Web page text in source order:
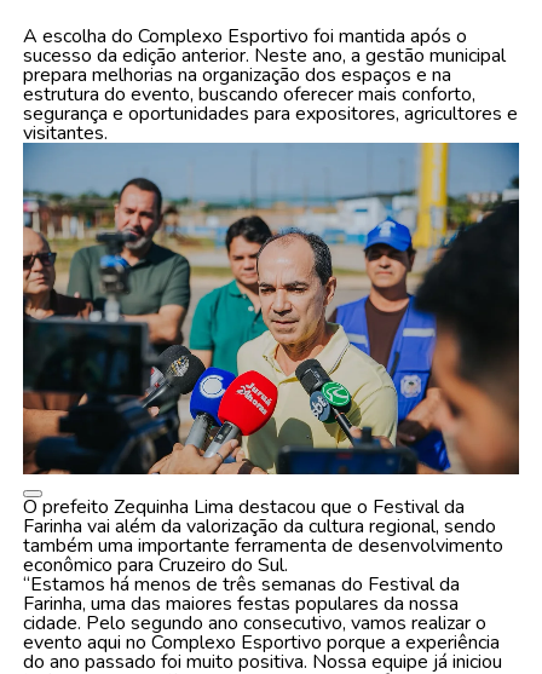
A escolha do Complexo Esportivo foi mantida após o
sucesso da edição anterior. Neste ano, a gestão municipal
prepara melhorias na organização dos espaços e na
estrutura do evento, buscando oferecer mais conforto,
segurança e oportunidades para expositores, agricultores e
visitantes.
O prefeito Zequinha Lima destacou que o Festival da
Farinha vai além da valorização da cultura regional, sendo
também uma importante ferramenta de desenvolvimento
econômico para Cruzeiro do Sul.
“Estamos há menos de três semanas do Festival da
Farinha, uma das maiores festas populares da nossa
cidade. Pelo segundo ano consecutivo, vamos realizar o
evento aqui no Complexo Esportivo porque a experiência
do ano passado foi muito positiva. Nossa equipe já iniciou